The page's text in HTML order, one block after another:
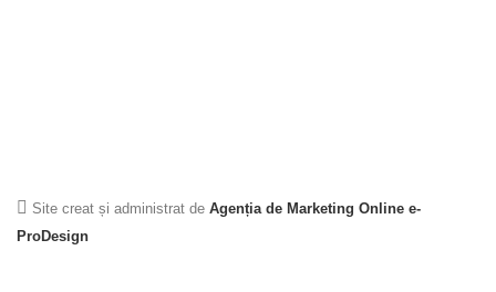
Site creat și administrat de Agenția de Marketing Online e-
ProDesign